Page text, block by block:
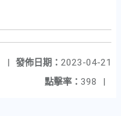
發佈日期： 2023-04-21
|
點擊率： 398 |